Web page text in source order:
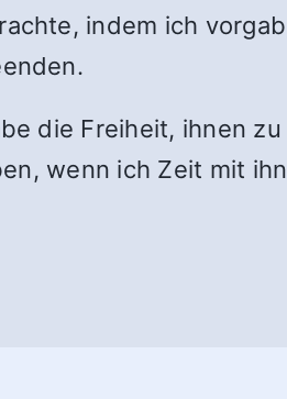
indem ich
die Freiheit, ihnen zu
wenn ich Zeit mit